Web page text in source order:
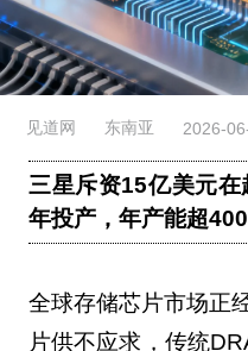
见道网 东南亚 2026-
三星斥资15亿美元
年投产，年产能超
全球存储芯片市场正
片供不应求，传统